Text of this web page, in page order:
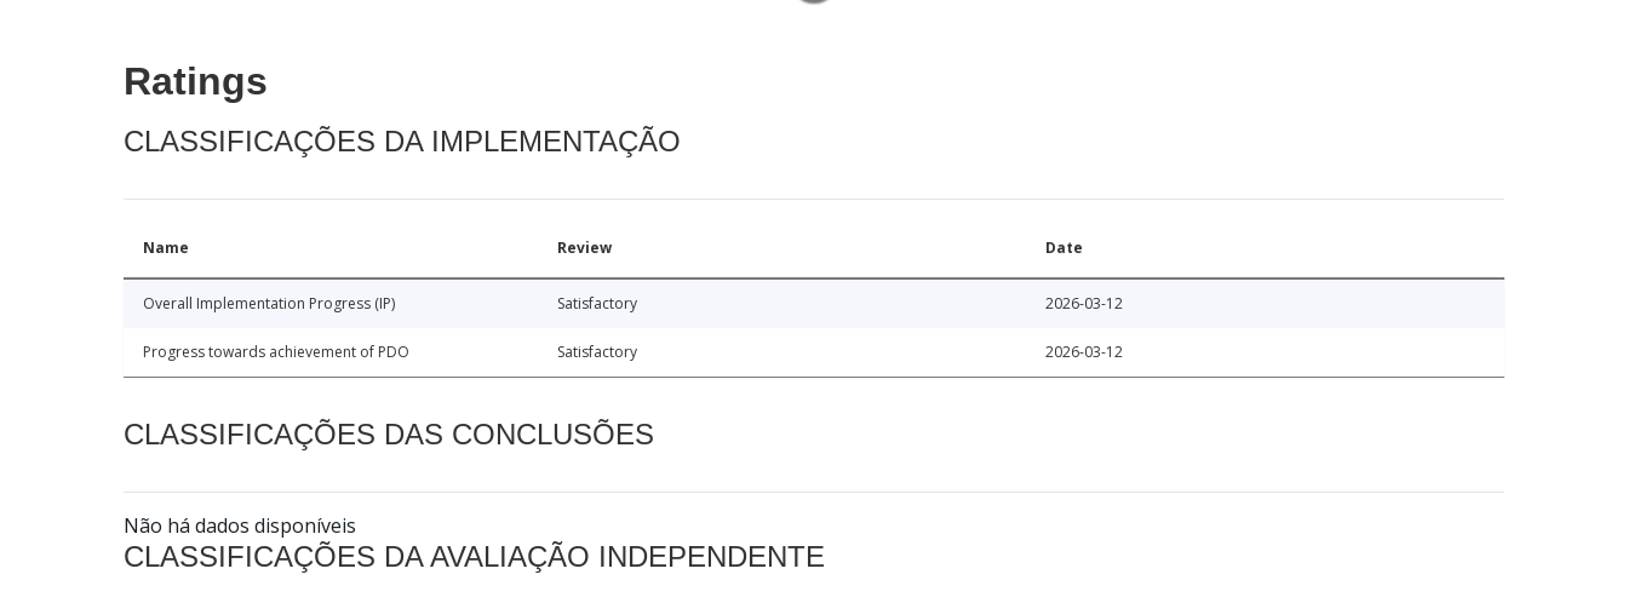
Ratings
CLASSIFICAÇÕES DA IMPLEMENTAÇÃO
Name Review Date
Overall Implementation Progress (IP) Satisfactory 2026-03-12
Progress towards achievement of PDO Satisfactory 2026-03-12
CLASSIFICAÇÕES DAS CONCLUSÕES
Não há dados disponíveis
CLASSIFICAÇÕES DA AVALIAÇÃO INDEPENDENTE